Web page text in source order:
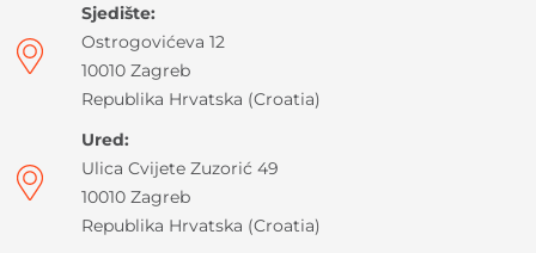
Sjedište:
Ostrogovićeva 12
10010 Zagreb
Republika Hrvatska (Croatia)
Ured:
Ulica Cvijete Zuzorić 49
10010 Zagreb
Republika Hrvatska (Croatia)